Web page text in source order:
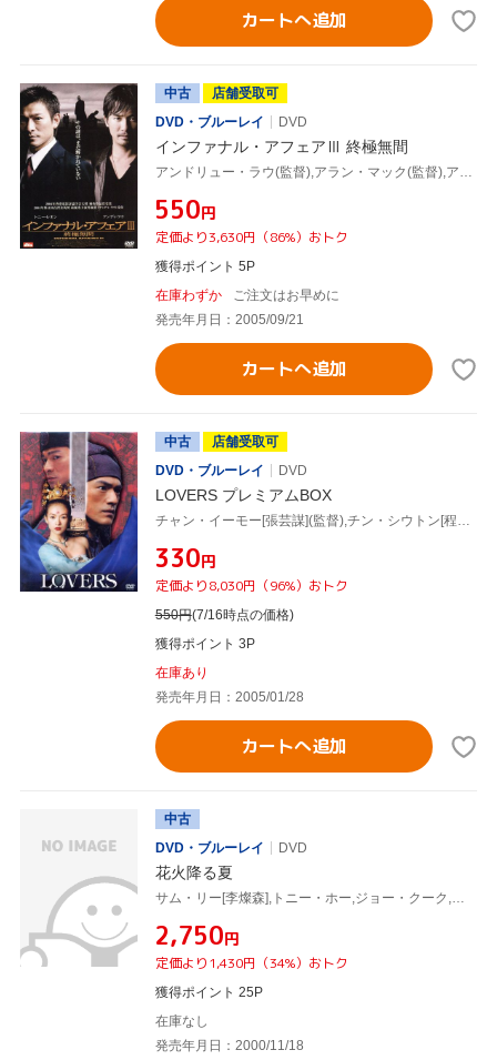
カートへ追加
中古
店舗受取可
DVD・ブルーレイ
DVD
インファナル・アフェアⅢ 終極無間
アンドリュー・ラウ(監督),アラン・マック(監督),アンディ・ラウ[劉徳華],トニー・レオン[梁朝偉],レオン・ライ[黎明]
¥550円
定価より3,630円（86%）おトク
獲得ポイント 5P
在庫わずか
ご注文はお早めに
発売年月日：2005/09/21
カートへ追加
中古
店舗受取可
DVD・ブルーレイ
DVD
LOVERS プレミアムBOX
チャン・イーモー[張芸謀](監督),チン・シウトン[程小東](アクション監督),ワダエミ(衣装デザイナー),梅林茂(音楽),金城武,アンディ・ラウ[劉徳華],チャン・ツィイー,ソン・タンタン
¥330円
定価より8,030円（96%）おトク
550円(7/16時点の価格)
獲得ポイント 3P
在庫あり
発売年月日：2005/01/28
カートへ追加
中古
DVD・ブルーレイ
DVD
花火降る夏
サム・リー[李燦森],トニー・ホー,ジョー・クーク,アンディ・ラウ[劉徳華],フルーツ・チャン(脚本),ケネス・ビー(音楽)
¥2,750円
定価より1,430円（34%）おトク
獲得ポイント 25P
在庫なし
発売年月日：2000/11/18